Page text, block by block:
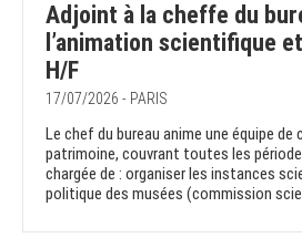
Adjoint à la cheffe du
l’animation scientifique
H/F
17/07/2026 - PARIS
Le chef du bureau anime une équipe de
patrimoine, couvrant toutes les
chargée de : organiser les instances
politique des musées (commission